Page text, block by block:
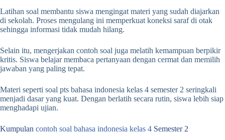
Latihan soal membantu siswa mengingat materi yang sudah diajarkan
di sekolah. Proses mengulang ini memperkuat koneksi saraf di otak
sehingga informasi tidak mudah hilang.
Selain itu, mengerjakan contoh soal juga melatih kemampuan berpikir
kritis. Siswa belajar membaca pertanyaan dengan cermat dan memilih
jawaban yang paling tepat.
Materi seperti soal pts bahasa indonesia kelas 4 semester 2 seringkali
menjadi dasar yang kuat. Dengan berlatih secara rutin, siswa lebih siap
menghadapi ujian.
Kumpulan contoh soal bahasa indonesia kelas 4 Semester 2